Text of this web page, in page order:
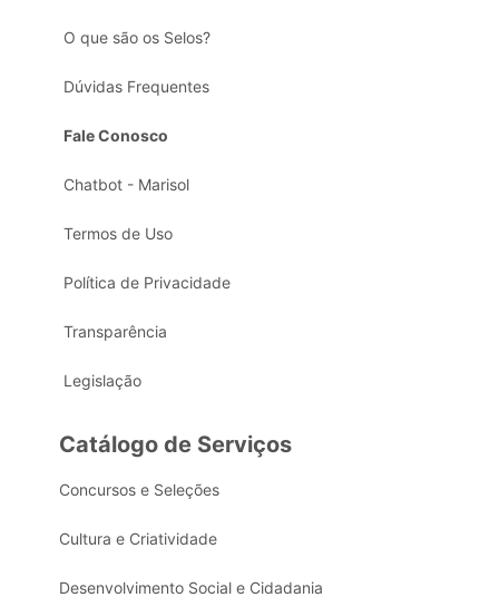
O que são os Selos?
Dúvidas Frequentes
Fale Conosco
Chatbot - Marisol
Termos de Uso
Política de Privacidade
Transparência
Legislação
Catálogo de Serviços
Concursos e Seleções
Cultura e Criatividade
Desenvolvimento Social e Cidadania